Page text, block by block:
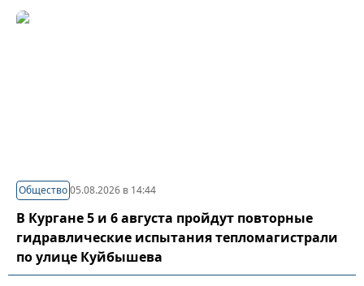
Общество05.08.2026 в 14:44
В Кургане 5 и 6 августа пройдут повторные
гидравлические испытания тепломагистрали
по улице Куйбышева